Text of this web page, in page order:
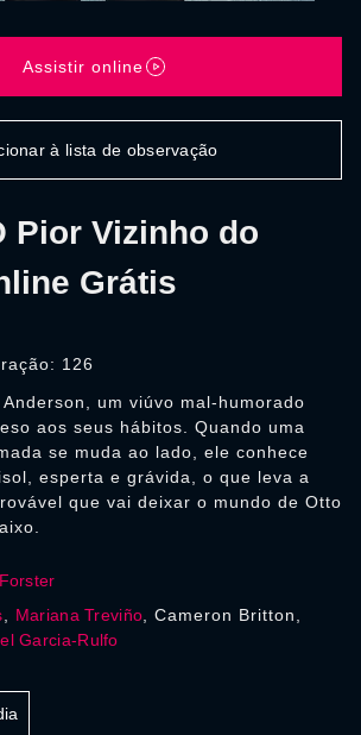
126
Pior Vizinho do
Grátis
um viúvo mal-humorado
aos seus hábitos. Quando uma
se muda ao lado, ele conhece
esperta e grávida, o que leva a
que vai deixar o mundo de Otto
Assistir online
à lista de observação
Mariana Treviño , Cameron Britton,
Garcia-Rulfo